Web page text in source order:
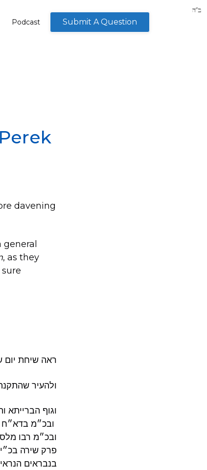
Podcast Submit A Question
davening
general
, as they
ראה שיחת
ולהעיר
וגוף הברייתא
ובכ״מ בדא״ח
ובכ״מ רבו
פרק שירה
בנבראים